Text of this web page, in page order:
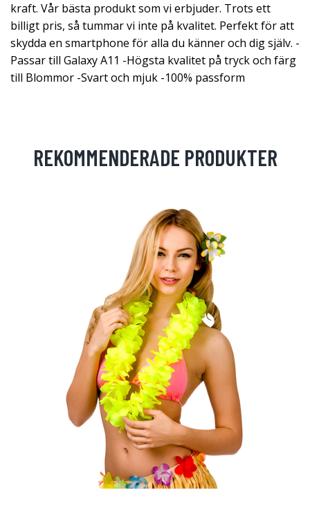
kraft. Vår bästa produkt som vi erbjuder. Trots ett
billigt pris, så tummar vi inte på kvalitet. Perfekt för att
skydda en smartphone för alla du känner och dig själv. -
Passar till Galaxy A11 -Högsta kvalitet på tryck och färg
till Blommor -Svart och mjuk -100% passform
REKOMMENDERADE PRODUKTER